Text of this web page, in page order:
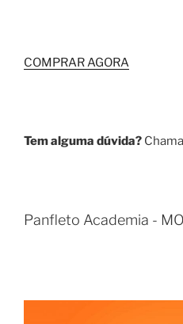
COMPRAR AGORA
Tem alguma dúvida?
Panfleto Academia -